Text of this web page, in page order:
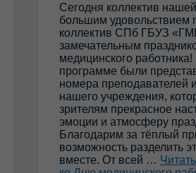
Сегодня коллектив
большим удовольствием
коллектив СПб ГБУЗ
замечательным
медицинского
программе были
номера преподавателей
нашего учреждения,
зрителям прекрасное
эмоции и атмосферу
Благодарим за тёплый
возможность разделить
вместе. От всей …